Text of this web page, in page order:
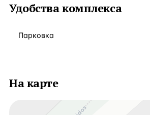
Удобства комплекса
Парковка
На карте